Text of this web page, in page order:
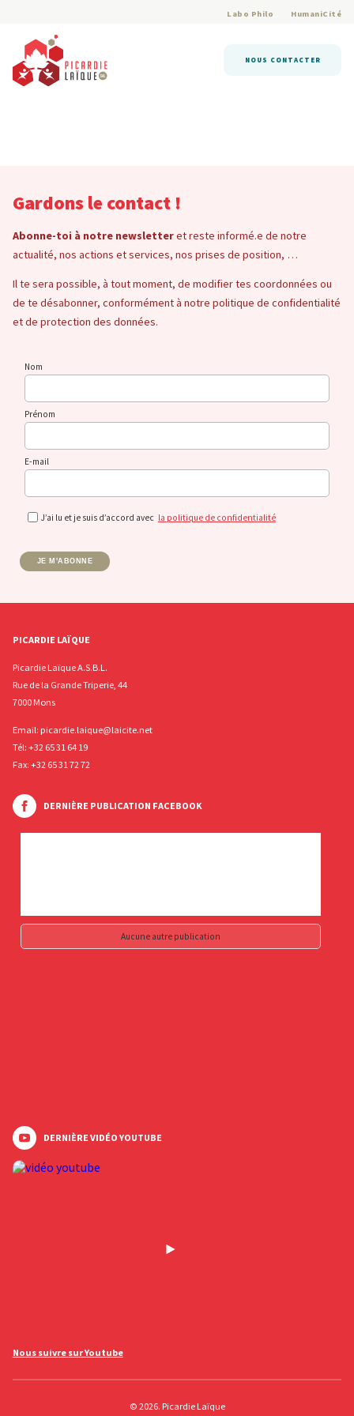
Labo Philo HumaniCité
NOUS CONTACTER
Gardons le contact !
Abonne-toi à notre newsletteret reste informé.e de notre
actualité, nos actions et services, nos prises de position, …
Il te sera possible, à tout moment, de modifier tes coordonnées ou
de te désabonner, conformément à notre politique de confidentialité
et de protection des données.
Nom
Prénom
E-mail
J’ai lu et je suis d’accord avec la politique de confidentialité
JE M'ABONNE
PICARDIE LAÏQUE
Picardie Laïque A.S.B.L.
Rue de la Grande Triperie, 44
7000 Mons
Email: picardie.laique@laicite.net
Tél: +32 65 31 64 19
Fax: +32 65 31 72 72
DERNIÈRE PUBLICATION FACEBOOK
Aucune autre publication
DERNIÈRE VIDÉO YOUTUBE
Nous suivre sur Youtube
© 2026. Picardie Laïque